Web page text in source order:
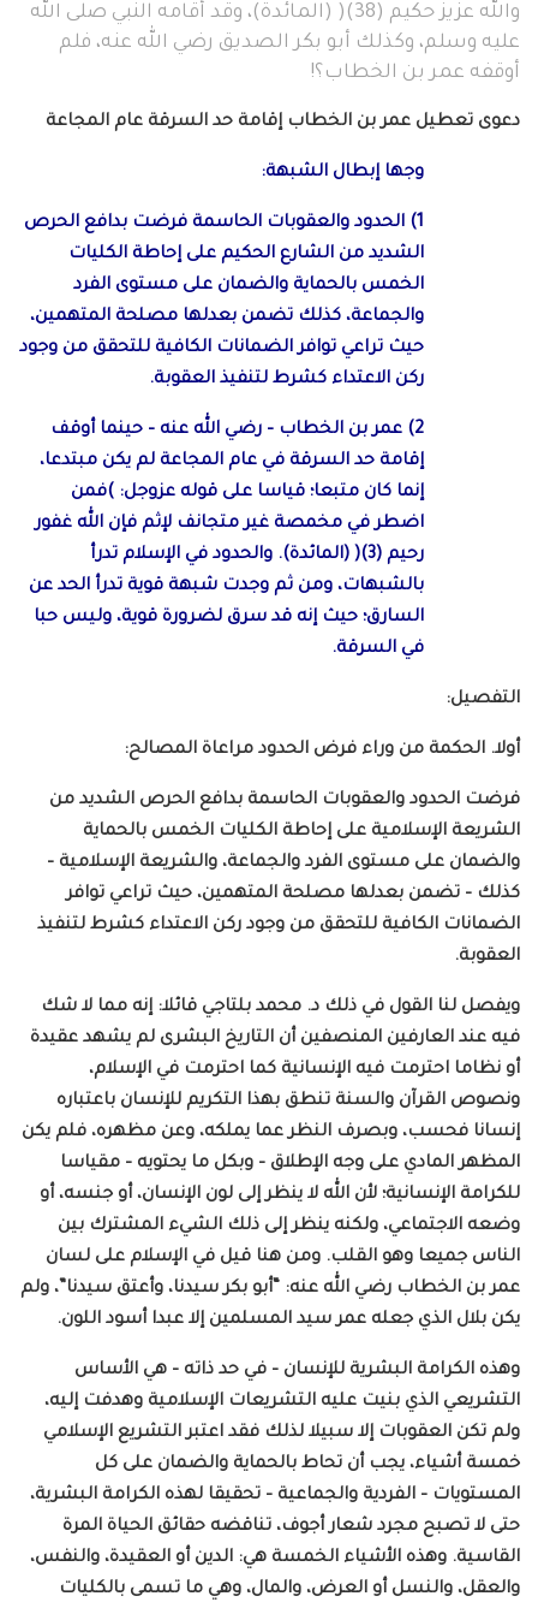
والله عزيز حكيم (38)( (المائدة)، وقد أقامه النبي صلى الله
عليه وسلم، وكذلك أبو بكر الصديق رضي الله عنه، فلم
أوقفه عمر بن الخطاب؟!
دعوى تعطيل عمر بن الخطاب إقامة حد السرقة عام المجاعة
وجها إبطال الشبهة:
1) الحدود والعقوبات الحاسمة فرضت بدافع الحرص
الشديد من الشارع الحكيم على إحاطة الكليات
الخمس بالحماية والضمان على مستوى الفرد
والجماعة، كذلك تضمن بعدلها مصلحة المتهمين،
حيث تراعي توافر الضمانات الكافية للتحقق من وجود
ركن الاعتداء كشرط لتنفيذ العقوبة.
2) عمر بن الخطاب – رضي الله عنه – حينما أوقف
إقامة حد السرقة في عام المجاعة لم يكن مبتدعا،
إنما كان متبعا؛ قياسا على قوله عزوجل: )فمن
اضطر في مخمصة غير متجانف لإثم فإن الله غفور
رحيم (3)( (المائدة). والحدود في الإسلام تدرأ
بالشبهات، ومن ثم وجدت شبهة قوية تدرأ الحد عن
السارق؛ حيث إنه قد سرق لضرورة قوية، وليس حبا
في السرقة.
التفصيل:
أولا. الحكمة من وراء فرض الحدود مراعاة المصالح:
فرضت الحدود والعقوبات الحاسمة بدافع الحرص الشديد من
الشريعة الإسلامية على إحاطة الكليات الخمس بالحماية
والضمان على مستوى الفرد والجماعة، والشريعة الإسلامية –
كذلك – تضمن بعدلها مصلحة المتهمين، حيث تراعي توافر
الضمانات الكافية للتحقق من وجود ركن الاعتداء كشرط لتنفيذ
العقوبة.
ويفصل لنا القول في ذلك د. محمد بلتاجي قائلا: إنه مما لا شك
فيه عند العارفين المنصفين أن التاريخ البشرى لم يشهد عقيدة
أو نظاما احترمت فيه الإنسانية كما احترمت في الإسلام،
ونصوص القرآن والسنة تنطق بهذا التكريم للإنسان باعتباره
إنسانا فحسب، وبصرف النظر عما يملكه، وعن مظهره، فلم يكن
المظهر المادي على وجه الإطلاق – وبكل ما يحتويه – مقياسا
للكرامة الإنسانية؛ لأن الله لا ينظر إلى لون الإنسان، أو جنسه، أو
وضعه الاجتماعي، ولكنه ينظر إلى ذلك الشيء المشترك بين
الناس جميعا وهو القلب. ومن هنا قيل في الإسلام على لسان
عمر بن الخطاب رضي الله عنه: “أبو بكر سيدنا، وأعتق سيدنا”، ولم
يكن بلال الذي جعله عمر سيد المسلمين إلا عبدا أسود اللون.
وهذه الكرامة البشرية للإنسان – في حد ذاته – هي الأساس
التشريعي الذي بنيت عليه التشريعات الإسلامية وهدفت إليه،
ولم تكن العقوبات إلا سبيلا لذلك فقد اعتبر التشريع الإسلامي
خمسة أشياء، يجب أن تحاط بالحماية والضمان على كل
المستويات – الفردية والجماعية – تحقيقا لهذه الكرامة البشرية،
حتى لا تصبح مجرد شعار أجوف، تناقضه حقائق الحياة المرة
القاسية. وهذه الأشياء الخمسة هي: الدين أو العقيدة، والنفس،
والعقل، والنسل أو العرض، والمال، وهي ما تسمى بالكليات